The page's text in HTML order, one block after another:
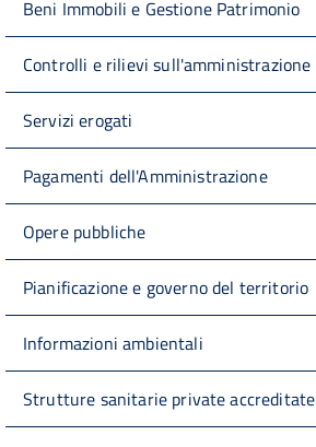
Beni Immobili e Gestione Patrimonio
Controlli e rilievi sull'amministrazione
Servizi erogati
Pagamenti dell'Amministrazione
Opere pubbliche
Pianificazione e governo del territorio
Informazioni ambientali
Strutture sanitarie private accreditate